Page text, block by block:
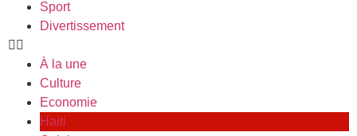
Sport
Divertissement
À la une
Culture
Economie
Haiti